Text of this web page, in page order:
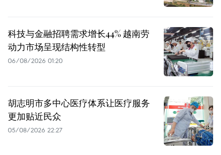
科技与金融招聘需求增长44% 越南劳
动力市场呈现结构性转型
06/08/2026 01:20
胡志明市多中心医疗体系让医疗服务
更加贴近民众
05/08/2026 22:27